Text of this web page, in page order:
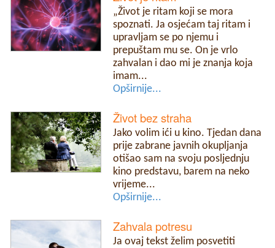
„Život je ritam koji se mora
spoznati. Ja osjećam taj ritam i
upravljam se po njemu i
prepuštam mu se. On je vrlo
zahvalan i dao mi je znanja koja
imam...
Opširnije...
Život bez straha
Jako volim ići u kino. Tjedan dana
prije zabrane javnih okupljanja
otišao sam na svoju posljednju
kino predstavu, barem na neko
vrijeme...
Opširnije...
Zahvala potresu
Ja ovaj tekst želim posvetiti